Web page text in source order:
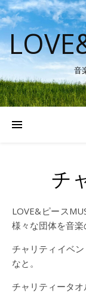
音
チ
LOVE&ピースMUSICでは、チャリティイベントを開催し、
様々な団体を音楽
チャリティイベ
なと。
チャリティータオ